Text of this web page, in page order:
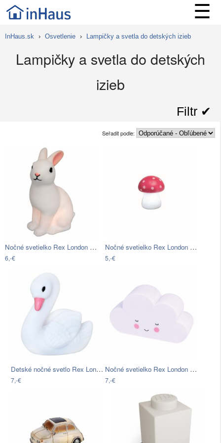
☰
InHaus.sk › Osvetlenie › Lampičky a svetla do detských izieb
Lampičky a svetla do detských
izieb
Filtr ✔︎
Seřadit podle:
Nočné svetielko Rex London Rabbit
6,-€
Nočné svetielko Rex London Toadstool
5,-€
Detské nočné svetlo Rex London Little…
7,-€
Nočné svetielko Rex London Cloud
7,-€